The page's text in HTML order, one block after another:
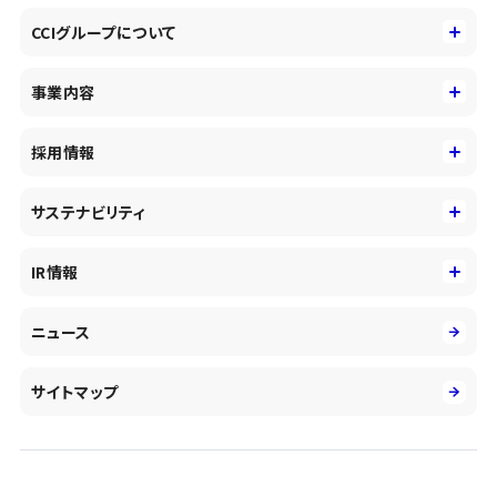
CCIグループについて
コーポレートアイデンティティ
会社概要・沿革
事業内容
コンサルティング&アドバイザリー
投資事業の拡大
DXとシステムモダナイゼーション
人的資本経営の取組み
採用情報
キャリア採用
障がい者採用
サステナビリティ
社会
IR情報
有価証券報告書／四半期報告書
統合報告書
ニュース
サイトマップ